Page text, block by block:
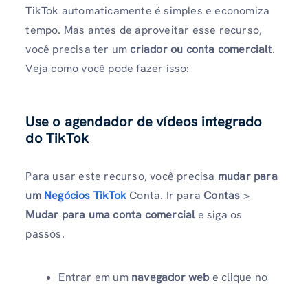
TikTok automaticamente é simples e economiza
tempo. Mas antes de aproveitar esse recurso,
você precisa ter umcriador ou conta comercialt.
Veja como você pode fazer isso:
Use o agendador de vídeos integrado
do TikTok
Para usar este recurso, você precisa mudar para
um Negócios TikTokConta. Ir paraContas >
Mudar para uma conta comerciale siga os
passos.
Entrar em um navegador webe clique no